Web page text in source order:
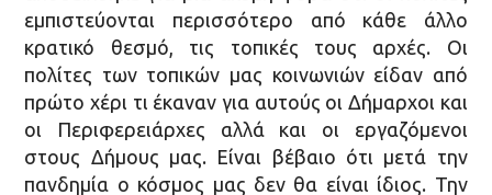
εμπιστεύονται περισσότερο από κάθε άλλο
κρατικό θεσμό, τις τοπικές τους αρχές. Οι
πολίτες των τοπικών μας κοινωνιών είδαν από
πρώτο χέρι τι έκαναν για αυτούς οι Δήμαρχοι και
οι Περιφερειάρχες αλλά και οι εργαζόμενοι
στους Δήμους μας. Είναι βέβαιο ότι μετά την
πανδημία ο κόσμος μας δεν θα είναι ίδιος. Την